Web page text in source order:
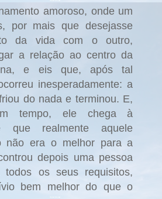
amoroso, onde um
por mais que desejasse
da vida com o outro,
a relação ao centro da
e eis que, após tal
inesperadamente: a
do nada e terminou. E,
tempo, ele chega à
que realmente aquele
não era o melhor para a
depois uma pessoa
todos os seus requisitos,
bem melhor do que o